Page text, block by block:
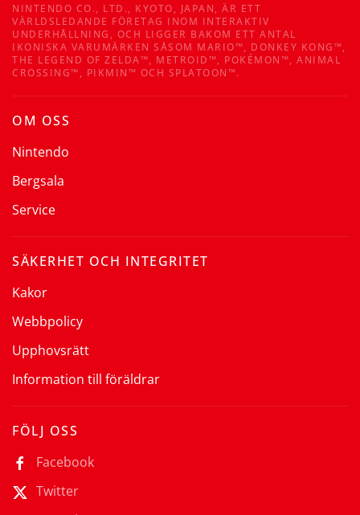
NINTENDO CO., LTD., KYOTO, JAPAN, ÄR ETT
VÄRLDSLEDANDE FÖRETAG INOM INTERAKTIV
UNDERHÅLLNING, OCH LIGGER BAKOM ETT ANTAL
IKONISKA VARUMÄRKEN SÅSOM MARIO™, DONKEY KONG™,
THE LEGEND OF ZELDA™, METROID™, POKÉMON™, ANIMAL
CROSSING™, PIKMIN™ OCH SPLATOON™.
OM OSS
Nintendo
Bergsala
Service
SÄKERHET OCH INTEGRITET
Kakor
Webbpolicy
Upphovsrätt
Information till föräldrar
FÖLJ OSS
Facebook
Twitter